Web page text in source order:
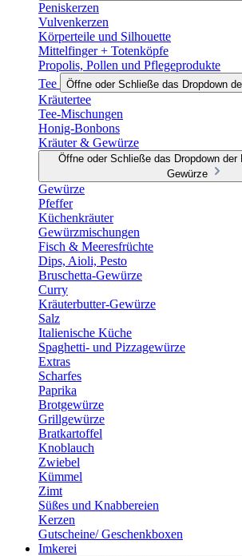
Peniskerzen
Vulvenkerzen
Körperteile und Silhouette
Mittelfinger + Totenköpfe
Propolis, Pollen und Pflegeprodukte
Tee
Öffne oder Schließe das Dropdown
Kräutertee
Tee-Mischungen
Honig-Bonbons
Kräuter & Gewürze
Öffne oder Schließe das Dropdown der
Gewürze
Gewürze
Pfeffer
Küchenkräuter
Gewürzmischungen
Fisch & Meeresfrüchte
Dips, Aioli, Pesto
Bruschetta-Gewürze
Curry
Kräuterbutter-Gewürze
Salz
Italienische Küche
Spaghetti- und Pizzagewürze
Extras
Scharfes
Paprika
Brotgewürze
Grillgewürze
Bratkartoffel
Knoblauch
Zwiebel
Kümmel
Zimt
Süßes und Knabbereien
Kerzen
Gutscheine/ Geschenkboxen
Imkerei